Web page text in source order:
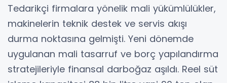
Tedarikçi firmalara yönelik mali yükümlülükler,
makinelerin teknik destek ve servis akışı
durma noktasına gelmişti. Yeni dönemde
uygulanan mali tasarruf ve borç yapılandırma
stratejileriyle finansal darboğaz aşıldı. Reel süt